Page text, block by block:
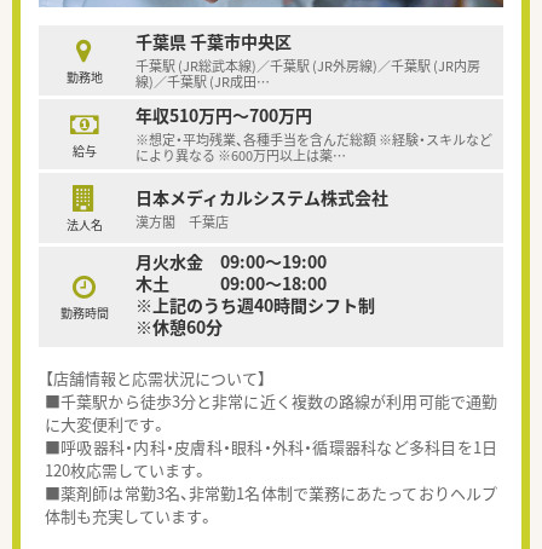
勤務地
千葉県 千葉市中央区
千葉駅 (JR総武本線)／千葉駅 (JR外房線)／千葉駅 (JR内房
線)／千葉駅 (JR成田…
給与
年収510万円～700万円
※想定・平均残業、各種手当を含んだ総額 ※経験・スキルなど
により異なる ※600万円以上は薬…
法人名
日本メディカルシステム株式会社
漢方閣 千葉店
勤務時間
月火水金 09:00～19:00
木土 09:00～18:00
※上記のうち週40時間シフト制
※休憩60分
【店舗情報と応需状況について】
■千葉駅から徒歩3分と非常に近く複数の路線が利用可能で通勤
に大変便利です。
■呼吸器科・内科・皮膚科・眼科・外科・循環器科など多科目を1日
120枚応需しています。
■薬剤師は常勤3名、非常勤1名体制で業務にあたっておりヘルプ
体制も充実しています。